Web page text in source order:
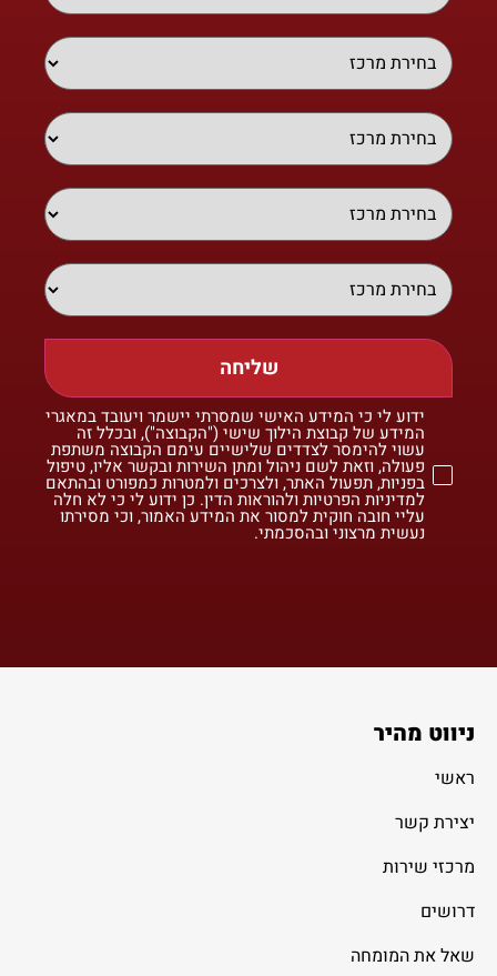
שליחה
ידוע לי כי המידע האישי שמסרתי יישמר ויעובד במאגרי
המידע של קבוצת הילוך שישי ("הקבוצה"), ובכלל זה
עשוי להימסר לצדדים שלישיים עימם הקבוצה משתפת
פעולה, וזאת לשם ניהול ומתן השירות ובקשר אליו, טיפול
בפניות, תפעול האתר, ולצרכים ולמטרות כמפורט ובהתאם
למדיניות הפרטיות ולהוראות הדין. כן ידוע לי כי לא חלה
עליי חובה חוקית למסור את המידע האמור, וכי מסירתו
נעשית מרצוני ובהסכמתי.
ניווט מהיר
ראשי
יצירת קשר
מרכזי שירות
דרושים
שאל את המומחה